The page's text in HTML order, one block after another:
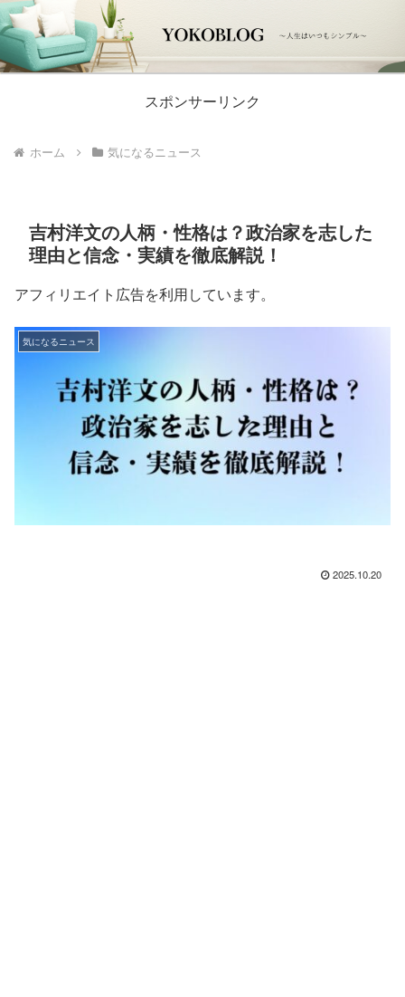
スポンサーリンク
ホーム 気になるニュース
吉村洋文の人柄・性格は？政治家を志した
理由と信念・実績を徹底解説！
アフィリエイト広告を利用しています。
気になるニュース
2025.10.20